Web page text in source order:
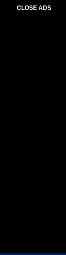
CLOSE ADS